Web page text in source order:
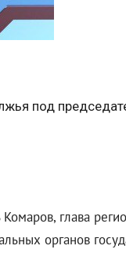
под
глава
органов